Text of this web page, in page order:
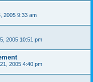
2005 9:33 am
2005 10:51 pm
2005 4:40 pm